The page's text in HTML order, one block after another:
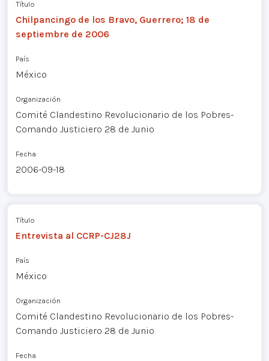
Título
Chilpancingo de los Bravo, Guerrero; 18 de
septiembre de 2006
País
México
Organización
Comité Clandestino Revolucionario de los Pobres-
Comando Justiciero 28 de Junio
Fecha
2006-09-18
Título
Entrevista al CCRP-CJ28J
País
México
Organización
Comité Clandestino Revolucionario de los Pobres-
Comando Justiciero 28 de Junio
Fecha